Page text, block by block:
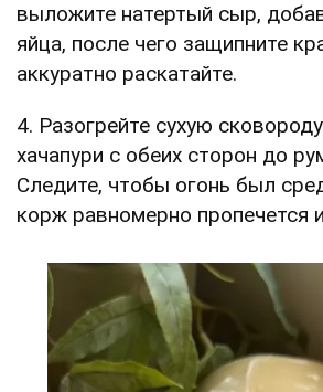
выложите натертый сыр,
яйца, после чего защипните
аккуратно раскатайте.
4. Разогрейте сухую
хачапури с обеих сторон до
Следите, чтобы огонь был
корж равномерно пропечется